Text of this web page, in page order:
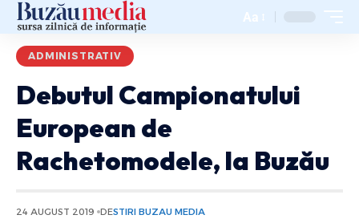
Aa
ADMINISTRATIV
Debutul Campionatului
European de
Rachetomodele, la Buzău
24 AUGUST 2019 DESTIRI BUZAU MEDIA